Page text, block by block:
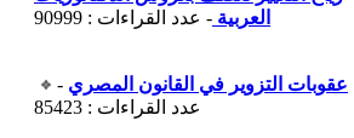
العربية - عدد القراءات : 90999
عقوبات التزوير في القانون المصري -
عدد القراءات : 85423